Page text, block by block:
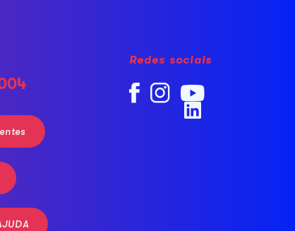
Redes sociais